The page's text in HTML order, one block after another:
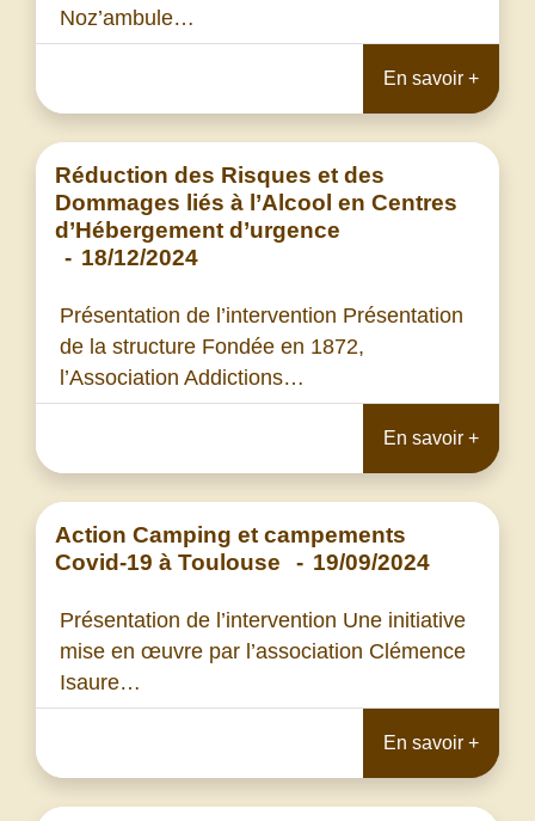
Noz’ambule…
En savoir +
Réduction des Risques et des
Dommages liés à l’Alcool en Centres
d’Hébergement d’urgence
- 18/12/2024
Présentation de l’intervention Présentation
de la structure Fondée en 1872,
l’Association Addictions…
En savoir +
Action Camping et campements
Covid-19 à Toulouse
- 19/09/2024
Présentation de l’intervention Une initiative
mise en œuvre par l’association Clémence
Isaure…
En savoir +